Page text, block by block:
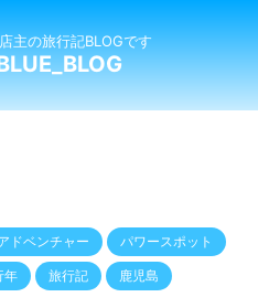
主の旅行記BLOGです
ドベンチャー パワースポット
年 旅行記 鹿児島